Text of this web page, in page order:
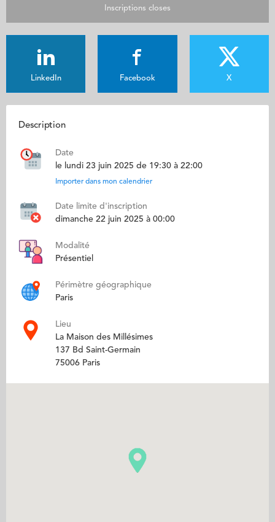
Inscriptions closes
LinkedIn Facebook X
Description
Date
le lundi 23 juin 2025 de 19:30 à 22:00
Importer dans mon calendrier
Date limite d'inscription
dimanche 22 juin 2025 à 00:00
Modalité
Présentiel
Périmètre géographique
Paris
Lieu
La Maison des Millésimes
137 Bd Saint-Germain
75006 Paris